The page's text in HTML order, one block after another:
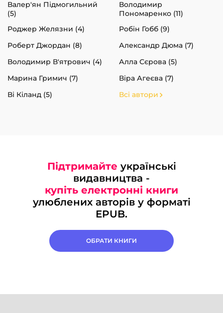
Валер'ян Підмогильний
(5)
Володимир
Пономаренко (11)
Роджер Желязни (4)
Робін Гобб (9)
Роберт Джордан (8)
Александр Дюма (7)
Володимир В'ятрович (4)
Алла Сєрова (5)
Марина Гримич (7)
Віра Агеєва (7)
Ві Кіланд (5)
Всі автори
Підтримайте українські
видавництва -
купіть електронні книги
улюблених авторів у форматі
EPUB.
ОБРАТИ КНИГИ